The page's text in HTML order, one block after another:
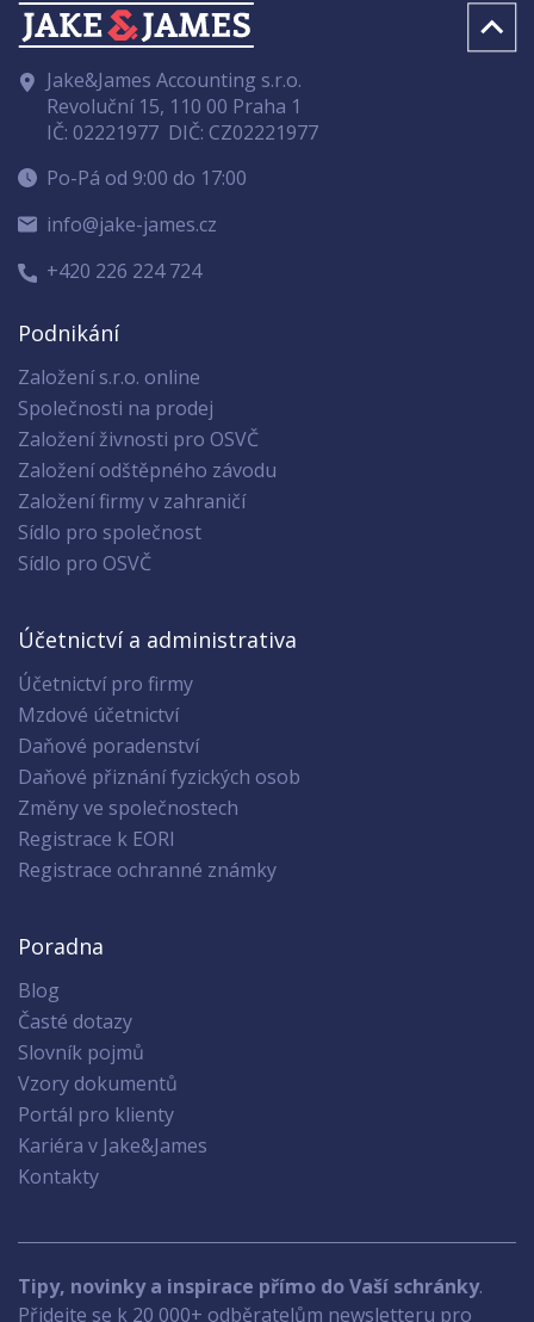
Jake&James Accounting s.r.o.
Revoluční 15, 110 00 Praha 1
IČ: 02221977 DIČ: CZ02221977
Po-Pá od 9:00 do 17:00
info@jake-james.cz
+420 226 224 724
Podnikání
Založení s.r.o. online
Společnosti na prodej
Založení živnosti pro OSVČ
Založení odštěpného závodu
Založení firmy v zahraničí
Sídlo pro společnost
Sídlo pro OSVČ
Účetnictví a administrativa
Účetnictví pro firmy
Mzdové účetnictví
Daňové poradenství
Daňové přiznání fyzických osob
Změny ve společnostech
Registrace k EORI
Registrace ochranné známky
Poradna
Blog
Časté dotazy
Slovník pojmů
Vzory dokumentů
Portál pro klienty
Kariéra v Jake&James
Kontakty
Tipy, novinky a inspirace přímo do Vaší schránky.
Přidejte se k 20 000+ odběratelům newsletteru pro